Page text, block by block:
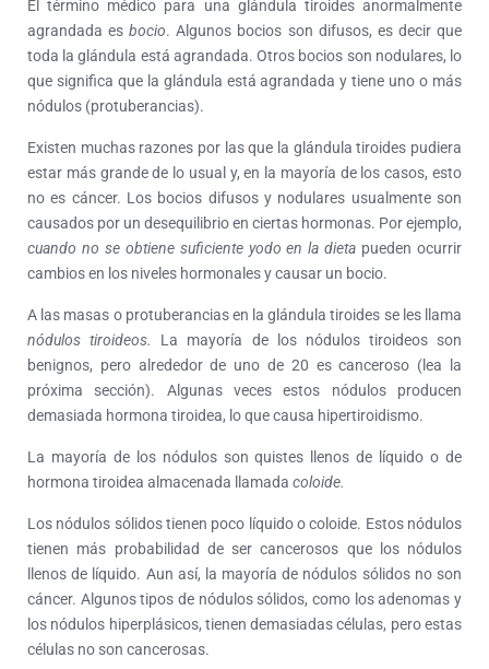
El término médico para una glándula tiroides anormalmente
agrandada esbocio. Algunos bocios son difusos, es decir que
toda la glándula está agrandada. Otros bocios son nodulares, lo
que significa que la glándula está agrandada y tiene uno o más
nódulos (protuberancias).
Existen muchas razones por las que la glándula tiroides pudiera
estar más grande de lo usual y, en la mayoría de los casos, esto
no es cáncer. Los bocios difusos y nodulares usualmente son
causados por un desequilibrio en ciertas hormonas. Por ejemplo,
cuando no se obtiene suficiente yodo en la dieta pueden ocurrir
cambios en los niveles hormonales y causar un bocio.
A las masas o protuberancias en la glándula tiroides se les llama
nódulos tiroideos.
La mayoría de los nódulos tiroideos son
benignos, pero alrededor de uno de 20 es canceroso (lea la
próxima sección). Algunas veces estos nódulos producen
demasiada hormona tiroidea, lo que causa hipertiroidismo.
La mayoría de los nódulos son quistes llenos de líquido o de
hormona tiroidea almacenada llamada coloide.
Los nódulos sólidos tienen poco líquido o coloide. Estos nódulos
tienen más probabilidad de ser cancerosos que los nódulos
llenos de líquido. Aun así, la mayoría de nódulos sólidos no son
cáncer. Algunos tipos de nódulos sólidos, como los adenomas y
los nódulos hiperplásicos, tienen demasiadas células, pero estas
células no son cancerosas.